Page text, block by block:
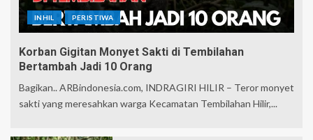
INHIL PERISTIWA
Korban Gigitan Monyet Sakti di Tembilahan
Bertambah Jadi 10 Orang
Bagikan.. ARBindonesia.com, INDRAGIRI HILIR – Teror monyet
sakti yang meresahkan warga Kecamatan Tembilahan Hilir,...